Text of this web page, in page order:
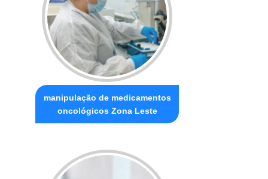
manipulação de medicamentos
oncológicos Zona Leste